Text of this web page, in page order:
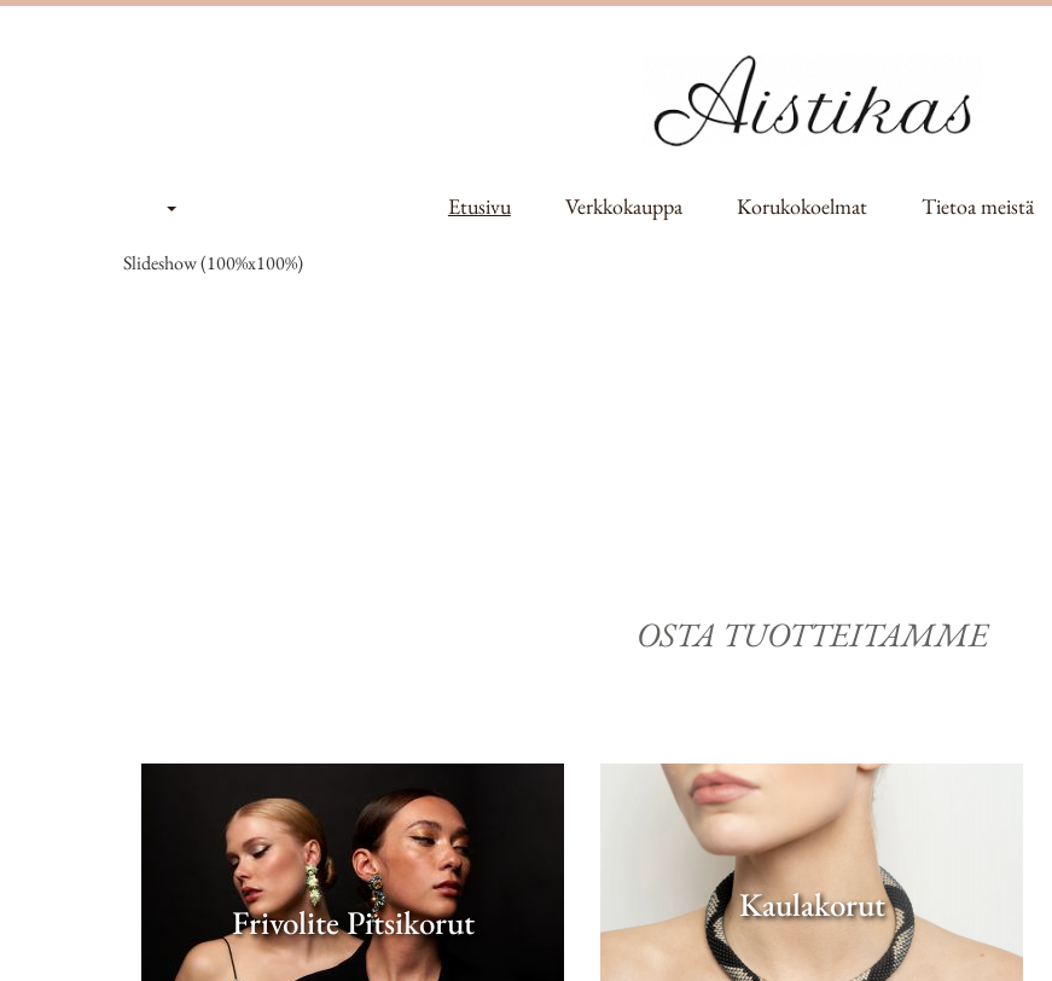
Etusivu Verkkokauppa Korukokoelmat Tietoa meistä
Slideshow (100%x100%)
OSTA TUOTTEITAMME
Frivolite Pitsikorut Kaulakorut